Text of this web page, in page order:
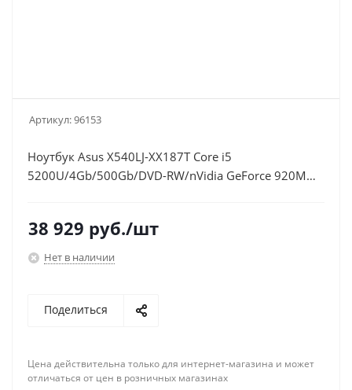
Артикул:96153
Ноутбук Asus X540LJ-XX187T Core i5
5200U/4Gb/500Gb/DVD-RW/nVidia GeForce 920M
38 929 руб./шт
Нет в наличии
Поделиться
Цена действительна только для интернет-магазина и может
отличаться от цен в розничных магазинах